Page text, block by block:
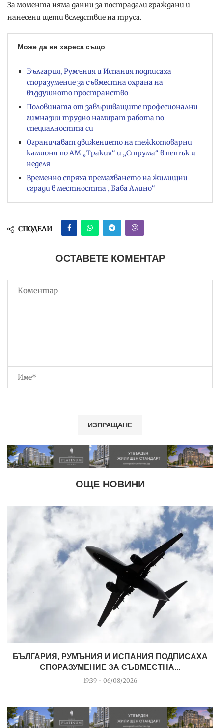
За момента няма данни за пострадали граждани и
нанесени щети вследствие на труса.
Може да ви хареса също
България, Румъния и Испания подписаха
споразумение за съвместна охрана на
въздушното пространство
Половината от завършващите професионални
гимназии трудно намират работа по
специалността си
Ограничават движението на тежкотоварни
камиони по АМ „Тракия“ и „Струма“ в петък и
неделя
Временно спряха премахването на жилищни
сгради в местността „Баба Алино“
СПОДЕЛИ
ОСТАВЕТЕ КОМЕНТАР
ОЩЕ НОВИНИ
БЪЛГАРИЯ, РУМЪНИЯ И ИСПАНИЯ ПОДПИСАХА
СПОРАЗУМЕНИЕ ЗА СЪВМЕСТНА...
19:39 - 06/08/2026